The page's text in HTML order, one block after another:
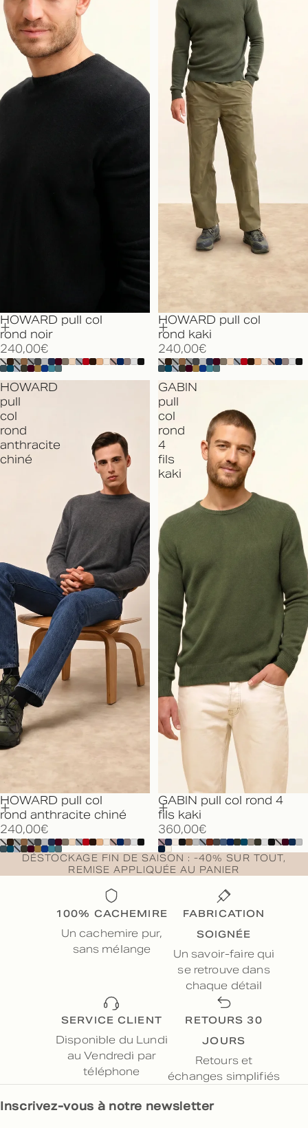
HOWARD pull col
rond noir
240,00€
HOWARD pull col
rond kaki
240,00€
HOWARD
pull
col
rond
anthracite
chiné
HOWARD pull col
rond anthracite chiné
240,00€
GABIN
pull
col
rond
4
fils
kaki
GABIN pull col rond 4
fils kaki
360,00€
DÉSTOCKAGE FIN DE SAISON : -40% SUR TOUT,
REMISE APPLIQUÉE AU PANIER
100% CACHEMIRE
Un cachemire pur,
sans mélange
FABRICATION
SOIGNÉE
Un savoir-faire qui
se retrouve dans
chaque détail
SERVICE CLIENT
Disponible du Lundi
au Vendredi par
téléphone
RETOURS 30
JOURS
Retours et
échanges simplifiés
Inscrivez-vous à notre newsletter